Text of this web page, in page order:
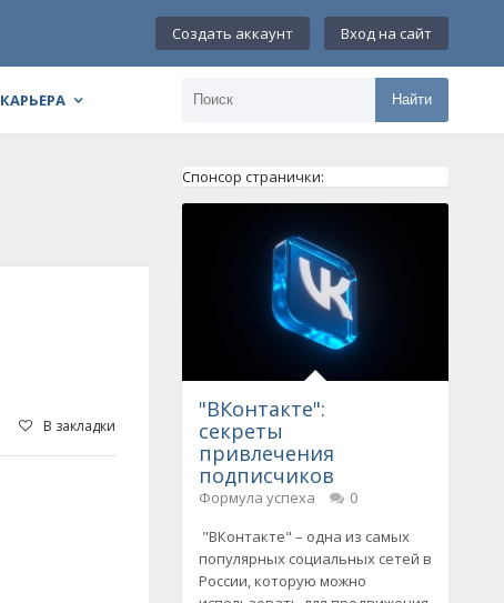
Создать аккаунт Вход на сайт
КАРЬЕРА Найти
В закладки
Спонсор странички:
"ВКонтакте":
секреты
привлечения
подписчиков
Формула успеха
0
"ВКонтакте" – одна из самых
популярных социальных сетей в
России, которую можно